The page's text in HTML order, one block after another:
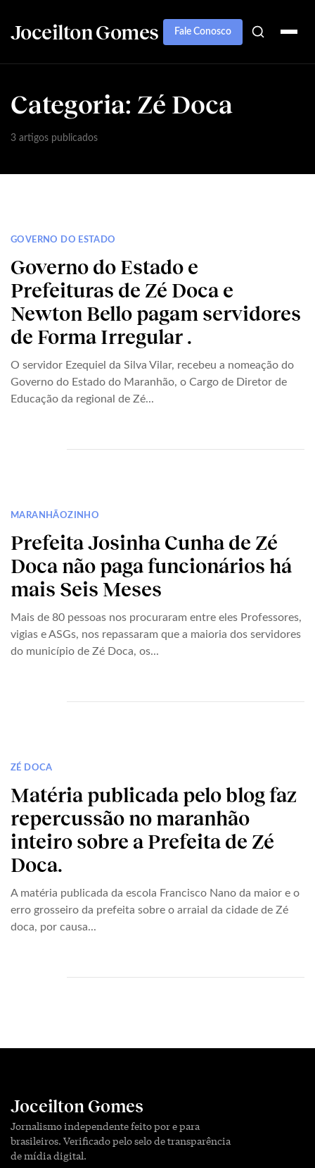
Joceilton Gomes Fale Conosco
Categoria: Zé Doca
3 artigos publicados
GOVERNO DO ESTADO
Governo do Estado e
Prefeituras de Zé Doca e
Newton Bello pagam servidores
de Forma Irregular .
O servidor Ezequiel da Silva Vilar, recebeu a nomeação do
Governo do Estado do Maranhão, o Cargo de Diretor de
Educação da regional de Zé...
MARANHÃOZINHO
Prefeita Josinha Cunha de Zé
Doca não paga funcionários há
mais Seis Meses
Mais de 80 pessoas nos procuraram entre eles Professores,
vigias e ASGs, nos repassaram que a maioria dos servidores
do município de Zé Doca, os...
ZÉ DOCA
Matéria publicada pelo blog faz
repercussão no maranhão
inteiro sobre a Prefeita de Zé
Doca.
A matéria publicada da escola Francisco Nano da maior e o
erro grosseiro da prefeita sobre o arraial da cidade de Zé
doca, por causa...
Joceilton Gomes
Jornalismo independente feito por e para
brasileiros. Verificado pelo selo de transparência
de mídia digital.